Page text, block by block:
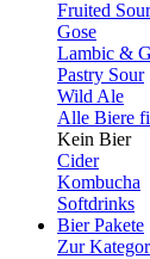
Fruited Sour
Gose
Lambic &
Pastry Sour
Wild Ale
Alle Biere
Kein Bier
Cider
Kombucha
Softdrinks
Bier Pakete
Zur